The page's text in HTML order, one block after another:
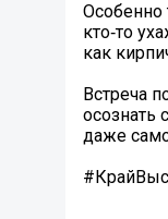
Особенно
кто‑то
как
Встреча
осознать
даже